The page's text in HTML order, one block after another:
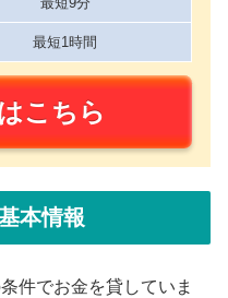
最短1時間
こちら
本情報
件でお金を貸していま